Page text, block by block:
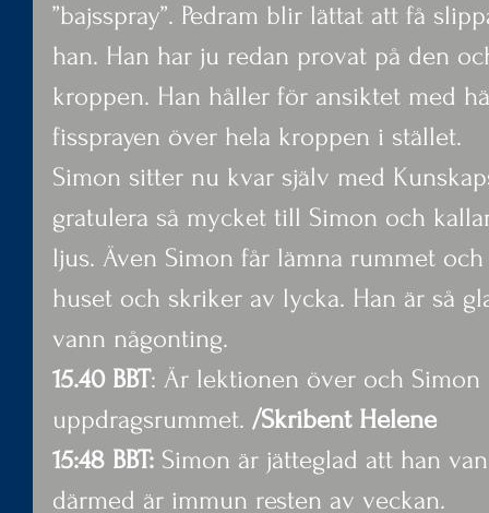
”bajsspray”. Pedram blir lättat att få
han. Han har ju redan provat på den
kroppen. Han håller för ansiktet med
fissprayen över hela kroppen i stället.
Simon sitter nu kvar själv med
gratulera så mycket till Simon och
ljus. Även Simon får lämna rummet
huset och skriker av lycka. Han är så
vann någonting.
15.40 BBT: Är lektionen över och
uppdragsrummet. /Skribent Helene
15:48 BBT: Simon är jätteglad att han
därmed är immun resten av veckan.